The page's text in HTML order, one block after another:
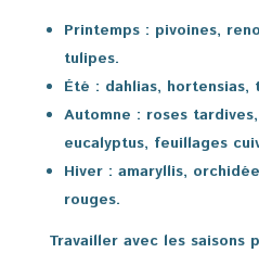
Printemps: pivoines,
tulipes.
Été : dahlias, hortensias,
Automne : roses
eucalyptus, feuillages
Hiver: amaryllis,
rouges.
Travailler avec les saisons